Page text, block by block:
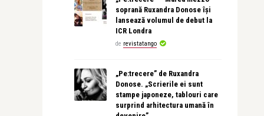
soprană Ruxandra Donose își
lansează volumul de debut la
ICR Londra
de revistatango
„Pe:trecere” de Ruxandra
Donose. „Scrierile ei sunt
stampe japoneze, tablouri care
surprind arhitectura umană în